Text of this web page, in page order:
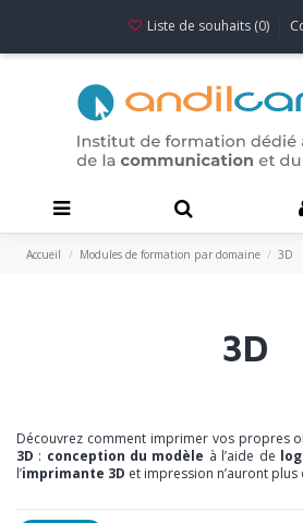
Liste de souhaits (0)
Accueil Modules de formation par domaine 3D
3D
Découvrez comment imprimer vos propres
3D : conception du modèle à l’aide de
l’imprimante 3D et impression n’auront